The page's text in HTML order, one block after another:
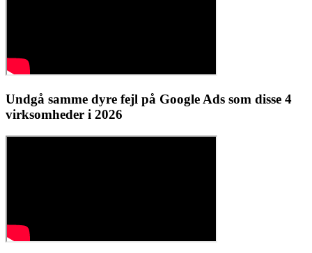
Undgå samme dyre fejl på Google Ads som disse 4
virksomheder i 2026